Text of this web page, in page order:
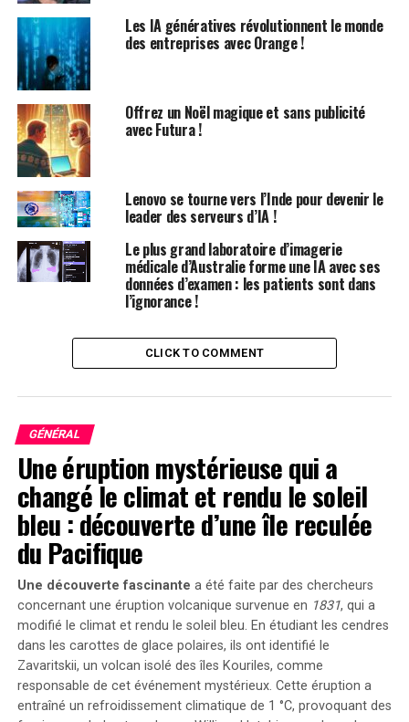
d’annoncer une avancée significative : Stable diffusion
version 1.5 a été retiré de Hugging Face suite à nos
interrogations. Cependant, il reste encore beaucoup à
législation.
L’Étendue du Problème lié aux
Matériaux abusifs
Les défenseurs de la sécurité infantile ont tiré la
sonnette d’alarme l’année dernière : une étude menée
par l’Internet Observatory de Stanford et l’organisation
non lucrative Thorn a révélé en juin 2023 que les outils
déjà détournés par des acteurs malveillants pour
produire du matériel abusif sexuel sur enfants.Dans
certains cas, ces individus créaient leurs propres
nom de fine-tuning) avec du matériel réel afin de
générer des images spécifiques ciblant certaines
victimes.
Un rapport publié en octobre dernier par Internet
Watch Foundation au Royaume-Uni a mis en lumière la
facilité avec laquelle les acteurs malveillants produisent
désormais ce type de contenu photoréaliste à grande
échelle. Les chercheurs ont analysé plus de 11 000
images générées par IA postées dans un forumCSAM
sur ledark webpendant un mois ; parmi celles-ci, près
de 3 000 ont été jugées suffisamment graves pour être
classifiées comme criminelles. Ce rapport appelait
Les IA génératives révolutionnent le monde
des entreprises avec Orange !
Offrez un Noël magique et sans publicité
avec Futura !
Lenovo se tourne vers l’Inde pour devenir le
leader des serveurs d’IA !
Le plus grand laboratoire d’imagerie
médicale d’Australie forme une IA avec ses
données d’examen : les patients sont dans
l’ignorance !
CLICK TO COMMENT
GÉNÉRAL
Une éruption mystérieuse qui a
changé le climat et rendu le soleil
bleu : découverte d’une île reculée
du Pacifique
Une découverte fascinante a été faite par des chercheurs
concernant une éruption volcanique survenue en 1831, qui a
modifié le climat et rendu le soleil bleu. En étudiant les cendres
dans les carottes de glace polaires, ils ont identifié le
Zavaritskii, un volcan isolé des îles Kouriles, comme
responsable de cet événement mystérieux. Cette éruption a
entraîné un refroidissement climatique de 1 °C, provoquant des